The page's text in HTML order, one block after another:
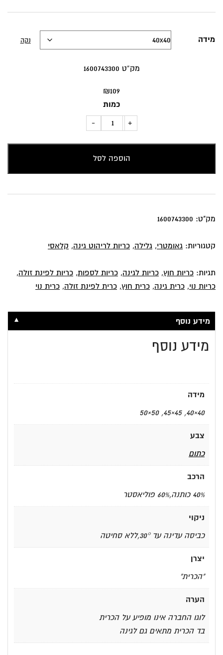
מידה נקה
מק”ט 1600743300
₪109
כמות
+
כמות
נוי
צורות
-
הוספה לסל
מק"ט: 1600743300
קטגוריות: גאומטרי, גלילה, כריות לריהוט גינה, קלאסי
תגיות: כריות חוץ, כריות לגינה, כריות לספות, כריות לפינת זולה,
כריות נוי, כרית גינה, כרית חוץ, כרית לפינת זולה, כרית נוי
מידע נוסף ▼
מידע נוסף
מידה
40×40, 45×45, 50×50
צבע
כתום
הרכב
40% כותנה,60% פוליאסטר
ניקוי
כביסה עדינה עד 30°,ללא סחיטה
יצרן
"הכרית"
הערה
לוגו החברה אינו מופיע על הכרית
בד הכרית מתאים גם לגינה